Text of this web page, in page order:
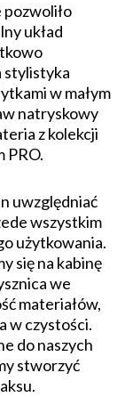
układ
stylistyka
w małym
natryskowy
z kolekcji
PRO.
uwzględniać
wszystkim
użytkowania.
się na kabinę
we
materiałów,
w czystości.
do naszych
stworzyć